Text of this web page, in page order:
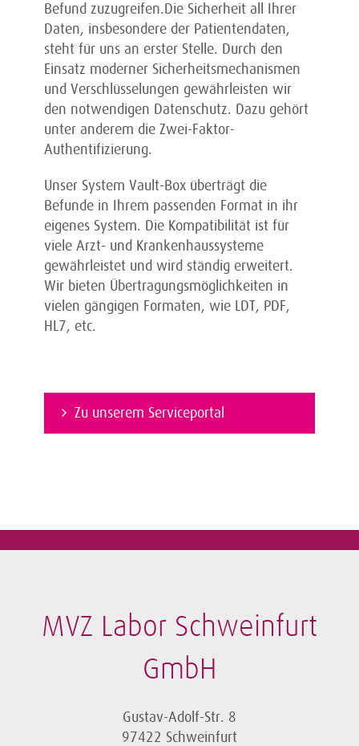
Befund zuzugreifen.Die Sicherheit all Ihrer
Daten, insbesondere der Patientendaten,
steht für uns an erster Stelle. Durch den
Einsatz moderner Sicherheitsmechanismen
und Verschlüsselungen gewährleisten wir
den notwendigen Datenschutz. Dazu gehört
unter anderem die Zwei-Faktor-
Authentifizierung.
Unser System Vault-Box überträgt die
Befunde in Ihrem passenden Format in ihr
eigenes System. Die Kompatibilität ist für
viele Arzt- und Krankenhaussysteme
gewährleistet und wird ständig erweitert.
Wir bieten Übertragungsmöglichkeiten in
vielen gängigen Formaten, wie LDT, PDF,
HL7, etc.
Zu unserem Serviceportal
MVZ Labor Schweinfurt
GmbH
Gustav-Adolf-Str. 8
97422 Schweinfurt